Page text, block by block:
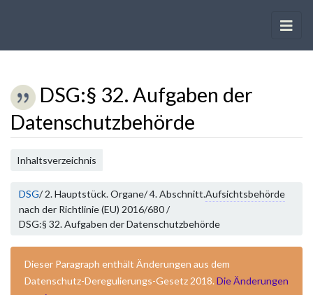
DSG:§ 32. Aufgaben der
Datenschutzbehörde
Wechseln zu:Navigation
Inhaltsverzeichnis
DSG/ 2. Hauptstück. Organe/ 4. Abschnitt.Aufsichtsbehörde
nach der Richtlinie (EU) 2016/680 /
DSG:§ 32. Aufgaben der Datenschutzbehörde
Dieser Paragraph enthält Änderungen aus dem
Datenschutz-Deregulierungs-Gesetz 2018. Die Änderungen